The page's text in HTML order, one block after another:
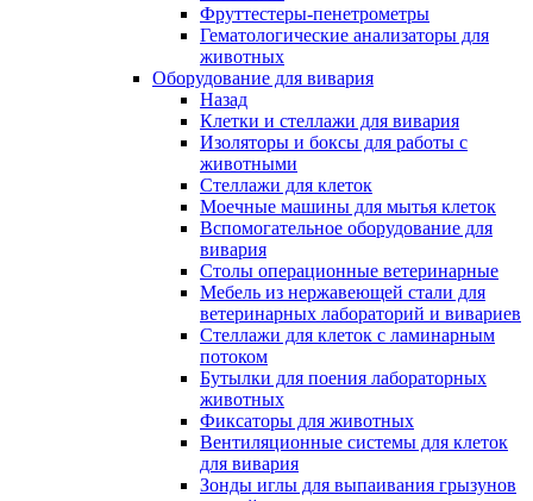
Фруттестеры-пенетрометры
Гематологические анализаторы для
животных
Оборудование для вивария
Назад
Клетки и стеллажи для вивария
Изоляторы и боксы для работы с
животными
Стеллажи для клеток
Моечные машины для мытья клеток
Вспомогательное оборудование для
вивария
Столы операционные ветеринарные
Мебель из нержавеющей стали для
ветеринарных лабораторий и вивариев
Стеллажи для клеток с ламинарным
потоком
Бутылки для поения лабораторных
животных
Фиксаторы для животных
Вентиляционные системы для клеток
для вивария
Зонды иглы для выпаивания грызунов